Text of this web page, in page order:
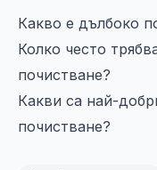
Какво е дълбоко
Колко често
почистване?
Какви са най-
почистване?